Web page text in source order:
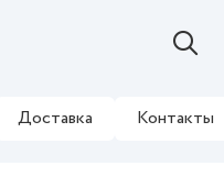
Доставка Контакты